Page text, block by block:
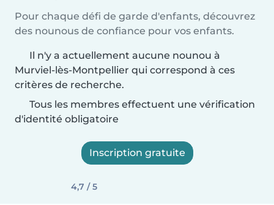
Pour chaque défi de garde d'enfants, découvrez
des nounous de confiance pour vos enfants.
Il n'y a actuellement aucune nounou à
Murviel-lès-Montpellier qui correspond à ces
critères de recherche.
Tous les membres effectuent une vérification
d'identité obligatoire
Inscription gratuite
4,7 / 5